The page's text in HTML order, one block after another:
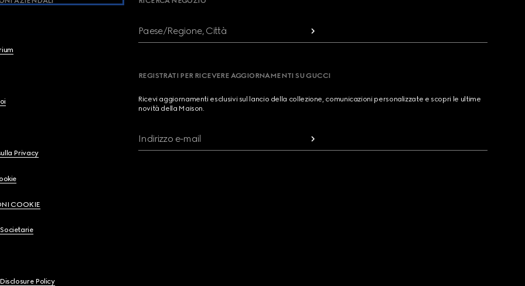
Privacy
COOKIE
Policy
Paese/Regione, Città
REGISTRATI PER RICEVERE AGGIORNAMENTI SU GUCCI
Ricevi aggiornamenti esclusivi sul lancio della collezione, comunicazioni personalizzate e scopri le ultime
novità della Maison.
Indirizzo e-mail